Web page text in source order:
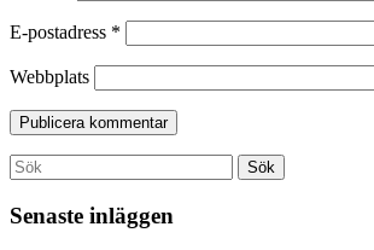
E-postadress *
Webbplats
Search
for:
Sök
Senaste inläggen